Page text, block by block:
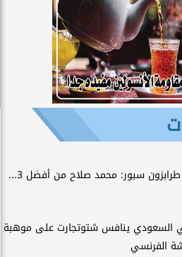
سبور: محمد صلاح من أفضل 3...
السعودي ينافس شتوتجارت على موهبة
الفرنسي